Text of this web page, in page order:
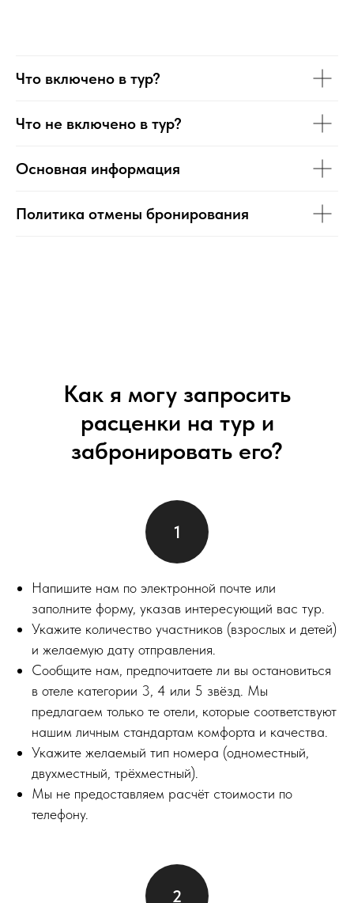
Что включено в тур?
Что не включено в тур?
Основная информация
Политика отмены бронирования
Как я могу запросить
расценки на тур и
забронировать его?
Напишите нам по электронной почте или
заполните форму, указав интересующий вас тур.
Укажите количество участников (взрослых и детей)
и желаемую дату отправления.
Сообщите нам, предпочитаете ли вы остановиться
в отеле категории 3, 4 или 5 звёзд. Мы
предлагаем только те отели, которые соответствуют
нашим личным стандартам комфорта и качества.
Укажите желаемый тип номера (одноместный,
двухместный, трёхместный).
Мы не предоставляем расчёт стоимости по
телефону.